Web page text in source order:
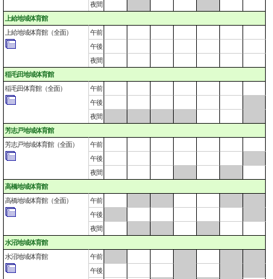
夜間
上給地域体育館
上給地域体育館（全面）
午前
午後
夜間
稲毛田地域体育館
稲毛田体育館（全面）
午前
午後
夜間
芳志戸地域体育館
芳志戸地域体育館（全面）
午前
午後
夜間
高橋地域体育館
高橋地域体育館（全面）
午前
午後
夜間
水沼地域体育館
水沼地域体育館
午前
午後